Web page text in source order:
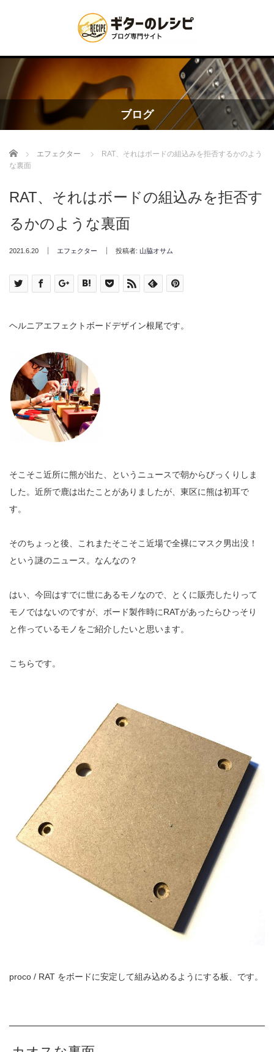
ブログ
Home エフェクター
RAT、それはボードの組込みを拒否するかのよう
な裏面
RAT、それはボードの組込みを拒否す
るかのような裏面
2021.6.20 エフェクター 投稿者: 山脇オサム
ヘルニアエフェクトボードデザイン根尾です。
そこそこ近所に熊が出た、というニュースで朝からびっくりしま
した。近所で鹿は出たことがありましたが、東区に熊は初耳で
す。
そのちょっと後、これまたそこそこ近場で全裸にマスク男出没！
という謎のニュース。なんなの？
はい、今回はすでに世にあるモノなので、とくに販売したりって
モノではないのですが、ボード製作時にRATがあったらひっそり
と作っているモノをご紹介したいと思います。
こちらです。
proco / RAT をボードに安定して組み込めるようにする板、です。